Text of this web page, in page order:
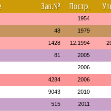
Зав.№ Постр.
1954
48 1979
1428 12.1994
81 2005
2006
4284 2006
9043 2010
515 2011